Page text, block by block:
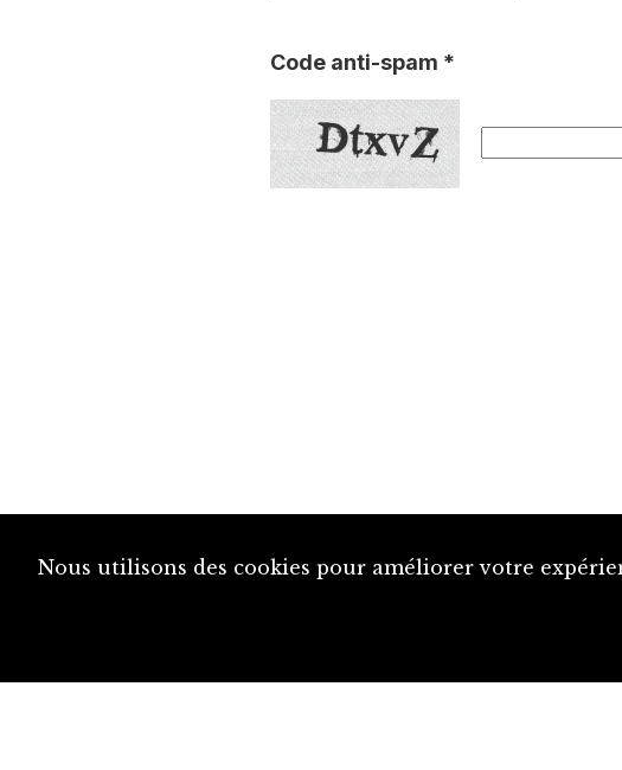
Code anti-spam *
Nous utilisons des cookies pour améliorer votre